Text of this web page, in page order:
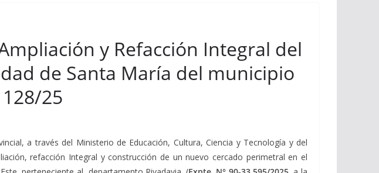
y Refacción Integral del
de Santa María del municipio
25
a través del Ministerio de Educación, Cultura, Ciencia y Tecnología y del
refacción Integral y construcción de un nuevo cercado perimetral en el